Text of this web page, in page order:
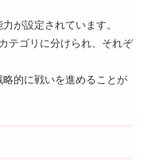
が設定されています。
テゴリに分けられ、それぞ
的に戦いを進めることが